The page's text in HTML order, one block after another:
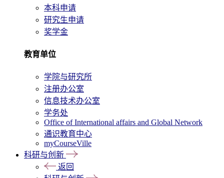
本科申请
研究生申请
奖学金
教育单位
学院与研究所
注册办公室
信息技术办公室
学务处
Office of International affairs and Global Network
通识教育中心
myCourseVille
科研与创新
返回